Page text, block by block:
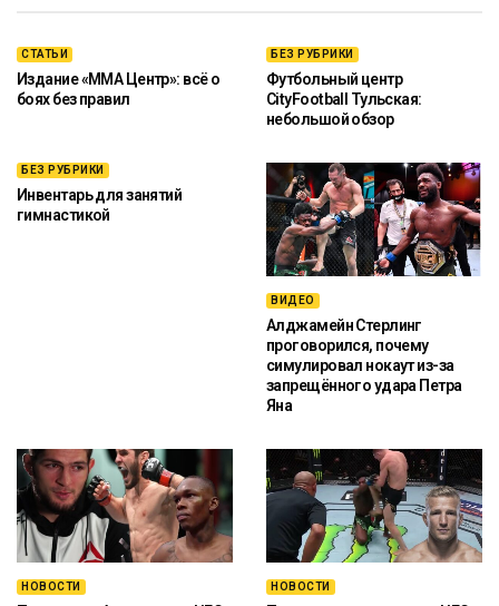
СТАТЬИ
Издание «ММА Центр»: всё о
боях без правил
БЕЗ РУБРИКИ
Футбольный центр
CityFootball Тульская:
небольшой обзор
БЕЗ РУБРИКИ
Инвентарь для занятий
гимнастикой
ВИДЕО
Алджамейн Стерлинг
проговорился, почему
симулировал нокаут из-за
запрещённого удара Петра
Яна
НОВОСТИ НОВОСТИ